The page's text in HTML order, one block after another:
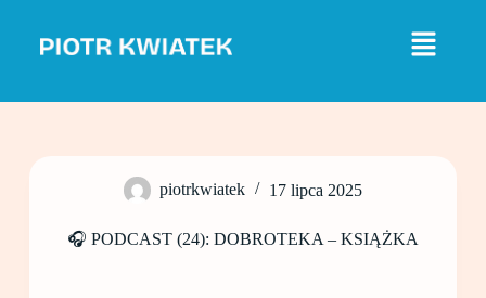
j
piotrkwiatek 17 lipca 2025
🎧 PODCAST (24): DOBROTEKA – KSIĄŻKA